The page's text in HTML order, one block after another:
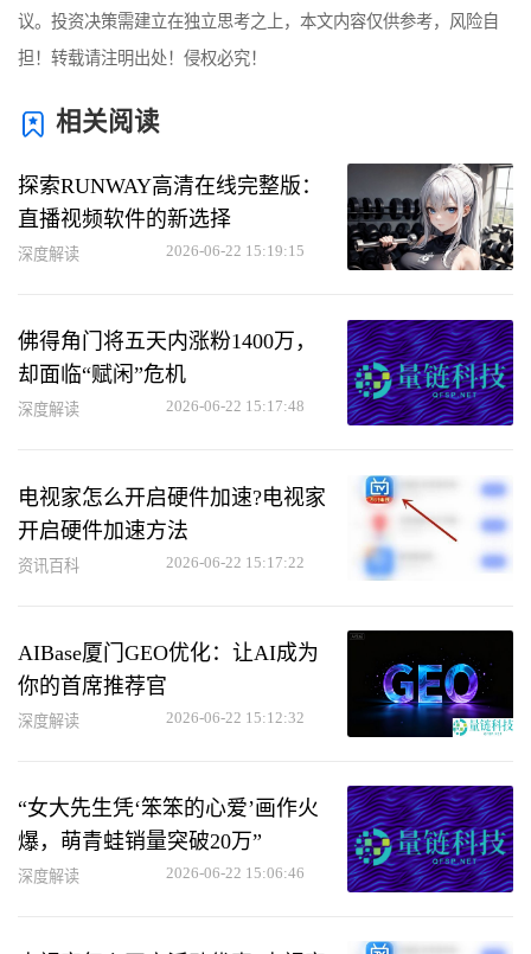
议。投资决策需建立在独立思考之上，本文内容仅供参考，风险自
担！转载请注明出处！侵权必究！
相关阅读
探索RUNWAY高清在线完整版：
直播视频软件的新选择
深度解读 2026-06-22 15:19:15
佛得角门将五天内涨粉1400万，
却面临“赋闲”危机
深度解读 2026-06-22 15:17:48
电视家怎么开启硬件加速?电视家
开启硬件加速方法
资讯百科 2026-06-22 15:17:22
AIBase厦门GEO优化：让AI成为
你的首席推荐官
深度解读 2026-06-22 15:12:32
“女大先生凭‘笨笨的心爱’画作火
爆，萌青蛙销量突破20万”
深度解读 2026-06-22 15:06:46